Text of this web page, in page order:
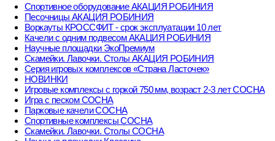
Спортивное оборудование АКАЦИЯ РОБИНИЯ
Песочницы АКАЦИЯ РОБИНИЯ
Воркауты КРОССФИТ - срок эксплуатации 10 лет
Качели с одним подвесом АКАЦИЯ РОБИНИЯ
Научные площадки ЭкоПремиум
Скамейки. Лавочки. Столы АКАЦИЯ РОБИНИЯ
Серия игровых комплексов «Страна Ласточек»
НОВИНКИ
Игровые комплексы с горкой 750 мм, возраст 2-3 лет СОСНА
Игра с песком СОСНА
Парковые качели СОСНА
Спортивные комплексы СОСНА
Скамейки. Лавочки. Столы СОСНА